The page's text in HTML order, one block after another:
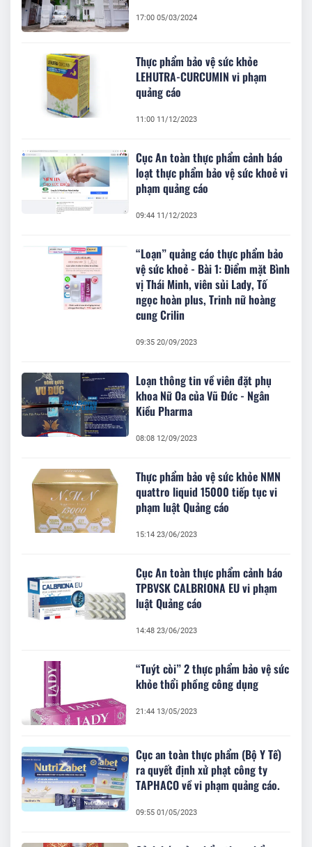
17:00 05/03/2024
Thực phẩm bảo vệ sức khỏe
LEHUTRA-CURCUMIN vi phạm
quảng cáo
11:00 11/12/2023
Cục An toàn thực phẩm cảnh báo
loạt thực phẩm bảo vệ sức khoẻ vi
phạm quảng cáo
09:44 11/12/2023
“Loạn” quảng cáo thực phẩm bảo
vệ sức khoẻ - Bài 1: Điểm mặt Bình
vị Thái Minh, viên sủi Lady, Tố
ngọc hoàn plus, Trinh nữ hoàng
cung Crilin
09:35 20/09/2023
Loạn thông tin về viên đặt phụ
khoa Nữ Oa của Vũ Đức - Ngân
Kiều Pharma
08:08 12/09/2023
Thực phẩm bảo vệ sức khỏe NMN
quattro liquid 15000 tiếp tục vi
phạm luật Quảng cáo
15:14 23/06/2023
Cục An toàn thực phẩm cảnh báo
TPBVSK CALBRIONA EU vi phạm
luật Quảng cáo
14:48 23/06/2023
“Tuýt còi” 2 thực phẩm bảo vệ sức
khỏe thổi phồng công dụng
21:44 13/05/2023
Cục an toàn thực phẩm (Bộ Y Tế)
ra quyết định xử phạt công ty
TAPHACO về vi phạm quảng cáo.
09:55 01/05/2023